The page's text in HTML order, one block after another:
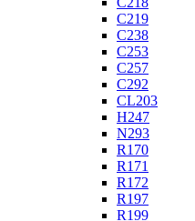
C219
C238
C253
C257
C292
CL203
H247
N293
R170
R171
R172
R197
R199